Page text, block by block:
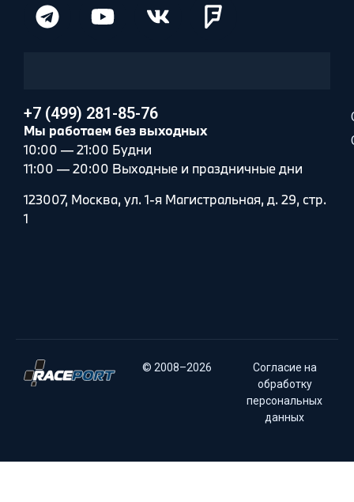
+7 (499) 281-85-76
Мы работаем без выходных
10:00 — 21:00 Будни
11:00 — 20:00 Выходные и праздничные дни
123007, Москва, ул. 1-я Магистральная, д. 29, стр.
1
© 2008–2026
Согласие на
обработку
персональных
данных